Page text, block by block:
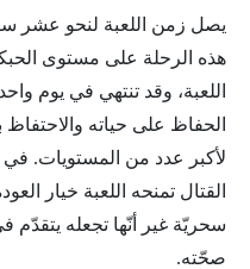
يصل زمن اللعبة لنحو عشر
هذه الرحلة على مستوى
اللعبة، وقد تنتهي في يوم
الحفاظ على حياته
لأكبر عدد من المستويات. في
القتال تمنحه اللعبة خيار
سحريّة غير أنّها تجعله
صحّته.